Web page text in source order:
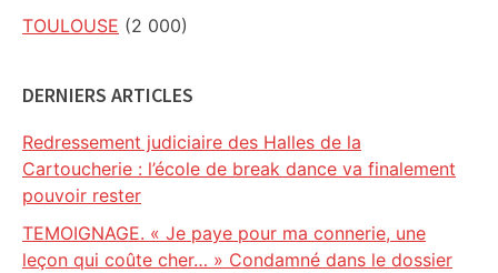
TOULOUSE (2 000)
DERNIERS ARTICLES
Redressement judiciaire des Halles de la
Cartoucherie : l’école de break dance va finalement
pouvoir rester
TEMOIGNAGE. « Je paye pour ma connerie, une
leçon qui coûte cher… » Condamné dans le dossier